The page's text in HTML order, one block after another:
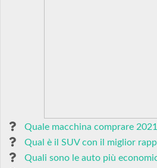
Quale macchina comprare
Qual è il SUV con il miglior
Quali sono le auto più